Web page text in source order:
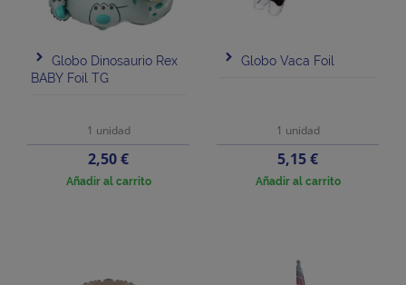
Globo Dinosaurio Rex
BABY Foil TG
1 unidad
Precio
2,50 €
Añadir al carrito
Globo Vaca Foil
1 unidad
Precio
5,15 €
Añadir al carrito